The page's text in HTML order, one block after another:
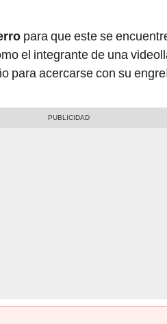
para que este se
el integrante de una
para acercarse con su